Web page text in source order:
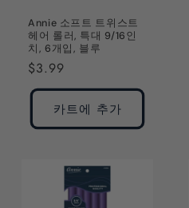
Annie 소프트 트위스트
헤어 롤러, 특대 9/16인
치, 6개입, 블루
정
가
$3.99
카트에 추가